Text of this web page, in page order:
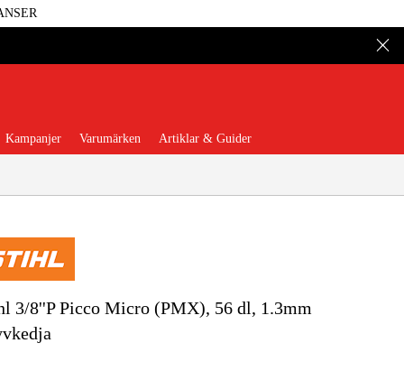
Verktyg Garage & Verkstad
& Förbrukning
Kampanjer Varumärken Artiklar & Guider
3/8''P Picco Micro (PMX), 56 dl, 1.3mm